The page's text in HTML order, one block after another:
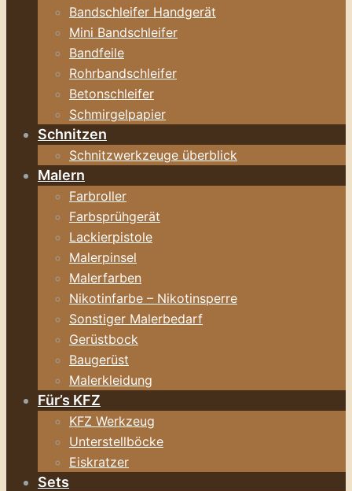
Bandschleifer Handgerät
Mini Bandschleifer
Bandfeile
Rohrbandschleifer
Betonschleifer
Schmirgelpapier
Schnitzen
Schnitzwerkzeuge überblick
Malern
Farbroller
Farbsprühgerät
Lackierpistole
Malerpinsel
Malerfarben
Nikotinfarbe – Nikotinsperre
Sonstiger Malerbedarf
Gerüstbock
Baugerüst
Malerkleidung
Für’s KFZ
KFZ Werkzeug
Unterstellböcke
Eiskratzer
Sets